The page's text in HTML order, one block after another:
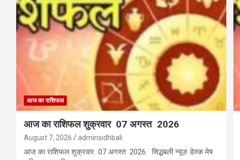
आज का राशिफल
आज का राशिफल शुक्रवार 07 अगस्त 2026
August 7, 2026 adminsidhbali
आज का राशिफल शुक्रवार 07 अगस्त 2026 सिद्धबली न्यूज़ डेस्क मेष